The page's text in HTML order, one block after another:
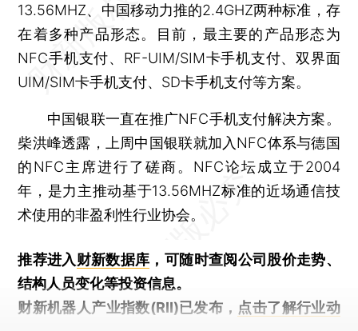
13.56MHZ、中国移动力推的2.4GHZ两种标准，存
在着多种产品形态。目前，最主要的产品形态为
NFC手机支付、RF-UIM/SIM卡手机支付、双界面
UIM/SIM卡手机支付、SD卡手机支付等方案。
中国银联一直在推广NFC手机支付解决方案。
柴洪峰透露，上周中国银联就加入NFC体系与德国
的NFC主席进行了磋商。NFC论坛成立于2004
年，是力主推动基于13.56MHZ标准的近场通信技
术使用的非盈利性行业协会。
推荐进入财新数据库 ，可随时查阅公司股价走势、
结构人员变化等投资信息。
财新机器人产业指数(RII)已发布， 点击了解行业动